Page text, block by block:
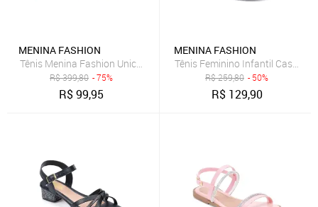
MENINA FASHION
Tênis Menina Fashion Unicórnio Casual Infantil Botinha Preto
R$399,80 - 75%
R$99,95
MENINA FASHION
Tênis Feminino Infantil Casual
R$259,80 - 50%
R$ 129,90